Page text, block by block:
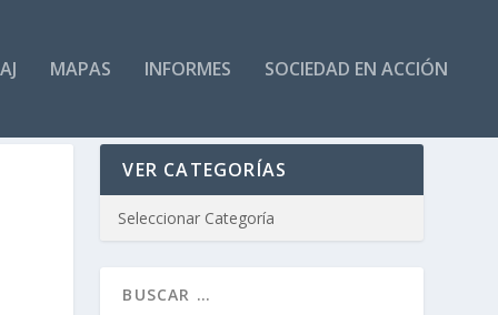
MAPAS INFORMES SOCIEDAD EN ACCIÓN
VER CATEGORÍAS